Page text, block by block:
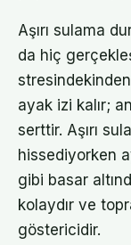
Aşırı sulama
da hiç
stresindekinden
ayak izi kalır;
serttir. Aşırı
hissediyorken
gibi basar
kolaydır ve
göstericidir.